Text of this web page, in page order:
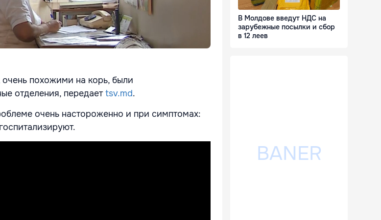
похожими на корь, были
отделения, передаетtsv.md.
очень настороженно и при симптомах:
В Молдове введут НДС на
зарубежные посылки и сбор
в 12 леев